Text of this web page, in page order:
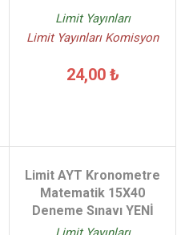
Limit Yayınları
Limit Yayınları Komisyon
24,00 ₺
Limit AYT Kronometre
Matematik 15X40
Deneme Sınavı YENİ